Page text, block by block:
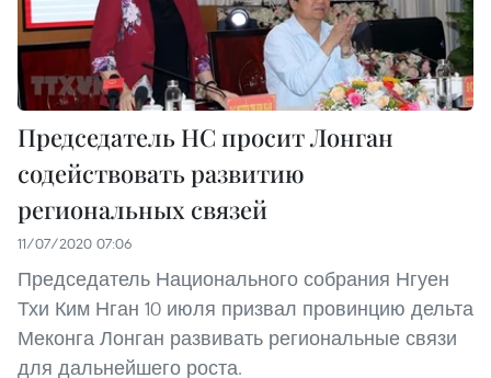
Председатель НС просит Лонган
содействовать развитию
региональных связей
11/07/2020 07:06
Председатель Национального собрания Нгуен
Тхи Ким Нган 10 июля призвал провинцию дельта
Меконга Лонган развивать региональные связи
для дальнейшего роста.